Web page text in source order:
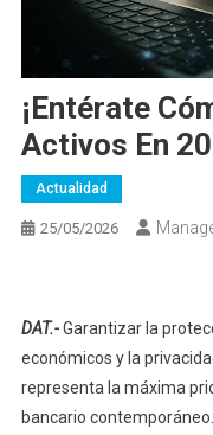
¡Entérate
Activos En
Actualidad
25/05/2026
DAT.-Garantizar la
económicos y la
representa la máxima
bancario